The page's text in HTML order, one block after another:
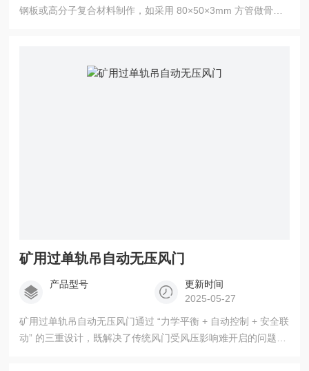
钢板或高分子复合材料制作，如采用 80×50×3mm 方管做骨
矿用过单轨吊自动无压风门
产品型号
更新时间
2025-05-27
矿用过单轨吊自动无压风门通过 “力学平衡 + 自动控制 + 安全联
动” 的三重设计，既解决了传统风门受风压影响难开启的问题，